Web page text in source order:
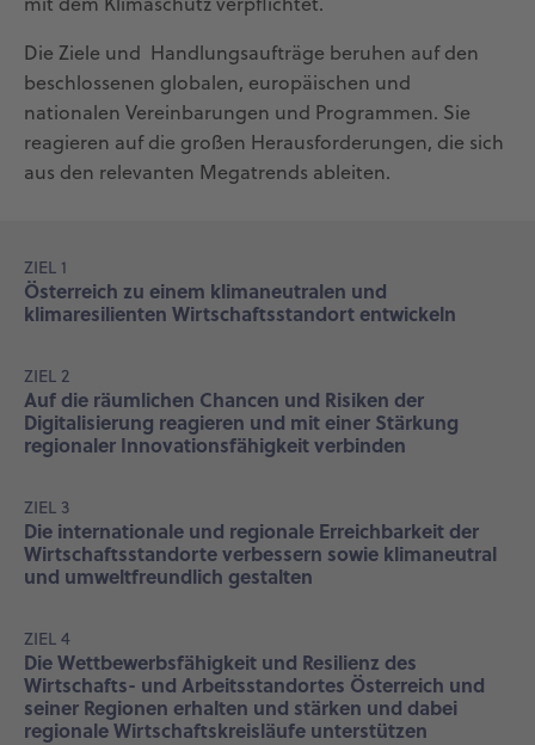
Die Ziele und Handlungsaufträge beruhen auf den
beschlossenen globalen, europäischen und
nationalen Vereinbarungen und Programmen. Sie
reagieren auf die großen Herausforderungen, die sich
aus den relevanten Megatrends ableiten.
ZIEL 1
Österreich zu einem klimaneutralen und
klimaresilienten Wirtschaftsstandort entwickeln
ZIEL 2
Auf die räumlichen Chancen und Risiken der
Digitalisierung reagieren und mit einer Stärkung
regionaler Innovationsfähigkeit verbinden
ZIEL 3
Die internationale und regionale Erreichbarkeit der
Wirtschaftsstandorte verbessern sowie klimaneutral
und umweltfreundlich gestalten
ZIEL 4
Die Wettbewerbsfähigkeit und Resilienz des
Wirtschafts- und Arbeitsstandortes Österreich und
seiner Regionen erhalten und stärken und dabei
regionale Wirtschaftskreisläufe unterstützen